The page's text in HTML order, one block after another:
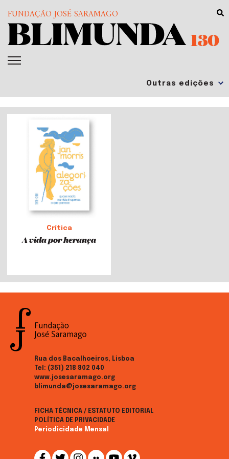
FUNDAÇÃO JOSÉ SARAMAGO
130
Crítica
A vida por herança
Rua dos Bacalhoeiros, Lisboa
Tel: (351) 218 802 040
www.josesaramago.org
blimunda@josesaramago.org
FICHA TÉCNICA / ESTATUTO EDITORIAL
POLÍTICA DE PRIVACIDADE
Periodicidade Mensal